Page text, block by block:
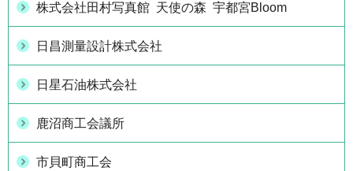
株式会社田村写真館 天使の森 宇都宮Bloom
日昌測量設計株式会社
日星石油株式会社
鹿沼商工会議所
市貝町商工会